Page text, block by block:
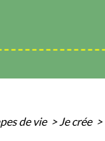
de vie > Je crée >